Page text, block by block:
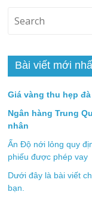
Bài viết mới
Giá vàng thu hẹp
Ngân hàng Trung
nhân
Ấn Độ nới lỏng quy
phiếu được phép vay
Dưới đây là bài viết
bạn.